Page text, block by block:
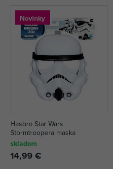
Novinky
Hasbro Star Wars
Stormtroopera maska
skladom
14,99 €